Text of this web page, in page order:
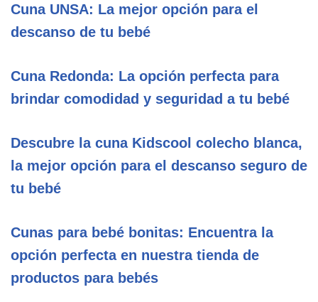
Cuna UNSA: La mejor opción para el
descanso de tu bebé
Cuna Redonda: La opción perfecta para
brindar comodidad y seguridad a tu bebé
Descubre la cuna Kidscool colecho blanca,
la mejor opción para el descanso seguro de
tu bebé
Cunas para bebé bonitas: Encuentra la
opción perfecta en nuestra tienda de
productos para bebés